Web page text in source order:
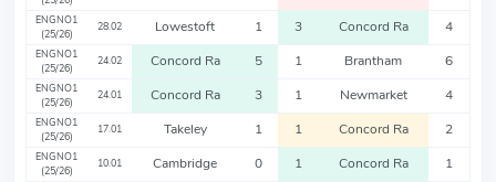
ENGNO1
(25/26)
28.02 Lowestoft 1 3 Concord Ra 4
ENGNO1
(25/26)
24.02 Concord Ra 5 1 Brantham 6
ENGNO1
(25/26)
24.01 Concord Ra 3 1 Newmarket 4
ENGNO1
(25/26)
17.01 Takeley 1 1 Concord Ra 2
ENGNO1
(25/26)
10.01 Cambridge 0 1 Concord Ra 1